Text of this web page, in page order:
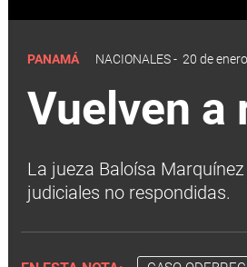
PANAMÁ NACIONALES- 20 de
Vuelven a
La jueza Baloísa
judiciales no respondidas.